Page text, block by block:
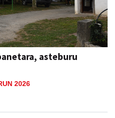
asteburu
2026